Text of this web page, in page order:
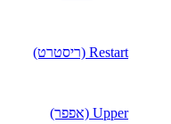
Restart (ריסטרט)
Upper (אפפר)